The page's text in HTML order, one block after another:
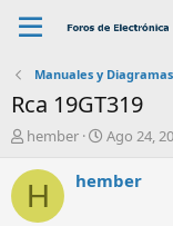
Manuales y
Rca 19GT319
A
t
o
r
hember
F
c
Ago 24,
H hember